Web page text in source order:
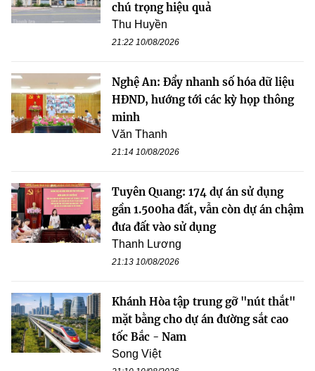
chú trọng hiệu quả
Thu Huyền
21:22 10/08/2026
Nghệ An: Đẩy nhanh số hóa dữ liệu
HĐND, hướng tới các kỳ họp thông
minh
Văn Thanh
21:14 10/08/2026
Tuyên Quang: 174 dự án sử dụng
gần 1.500ha đất, vẫn còn dự án chậm
đưa đất vào sử dụng
Thanh Lương
21:13 10/08/2026
Khánh Hòa tập trung gỡ "nút thắt"
mặt bằng cho dự án đường sắt cao
tốc Bắc - Nam
Song Việt